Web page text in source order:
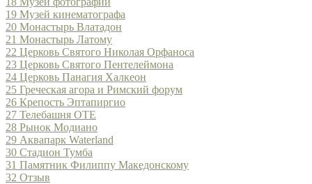
19 Музей кинематографа
20 Монастырь Влатадон
21 Монастырь Латому
22 Церковь Святого Николая Орфаноса
23 Церковь Святого Пентелеймона
24 Церковь Панагия Халкеон
25 Греческая агора и Римский форум
26 Крепость Эптапиргио
27 Телебашня ОТЕ
28 Рынок Модиано
29 Аквапарк Waterland
30 Стадион Тумба
31 Памятник Филиппу Македонскому
32 Отзыв